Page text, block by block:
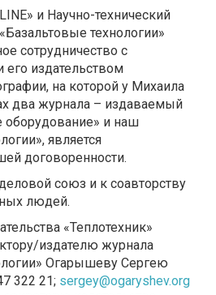
и Научно-технический
технологии»
сотрудничество с
издательством
на которой у Михаила
два журнала – издаваемый
оборудование» и наш
является
договоренности.
союз и к соавторству
людей.
«Теплотехник»
издателю журнала
Огарышеву Сергею
322 21; sergey@ogaryshev.org